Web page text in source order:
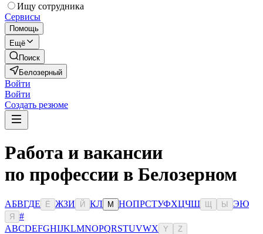
Ищу сотрудника
Сервисы
Помощь
Ещё
Поиск
Белозерный
Войти
Войти
Создать резюме
Работа и вакансии
по профессии в Белозерном
АБВГДЕ Ё ЖЗИ Й КЛ М НОПРСТУФХЦЧШ Ы ЭЮ
Я
#
ABCDEFGHIJKLMNOPQRSTUVWX Y Z